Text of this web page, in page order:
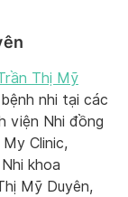
Thị Mỹ
nhi tại các
viện Nhi đồng
Clinic,
khoa
Mỹ Duyên,